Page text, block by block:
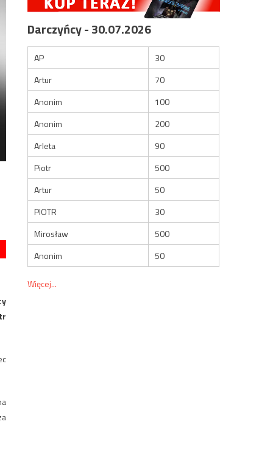
Darczyńcy - 30.07.2026
AP
30
Artur
70
Anonim
100
Anonim
200
Arleta
90
Piotr
500
Artur
50
PIOTR
30
Mirosław
500
Anonim
50
Więcej...